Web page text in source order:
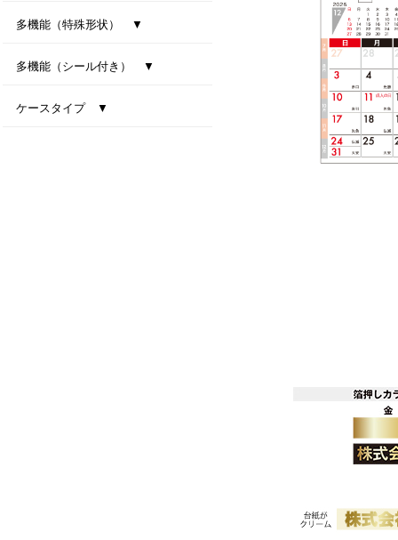
オクルンダー・セブンカラーズ
ナチュラルメモルダー
卓上メモルダー
多機能（特殊形状） ▼
型抜き卓上カレンダー（干支）
MiniMini卓上カレンダー
多機能（シール付き） ▼
ケースタイプ ▼